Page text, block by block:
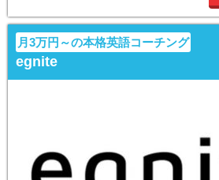
月3万円～の本格英語コーチング
egnite